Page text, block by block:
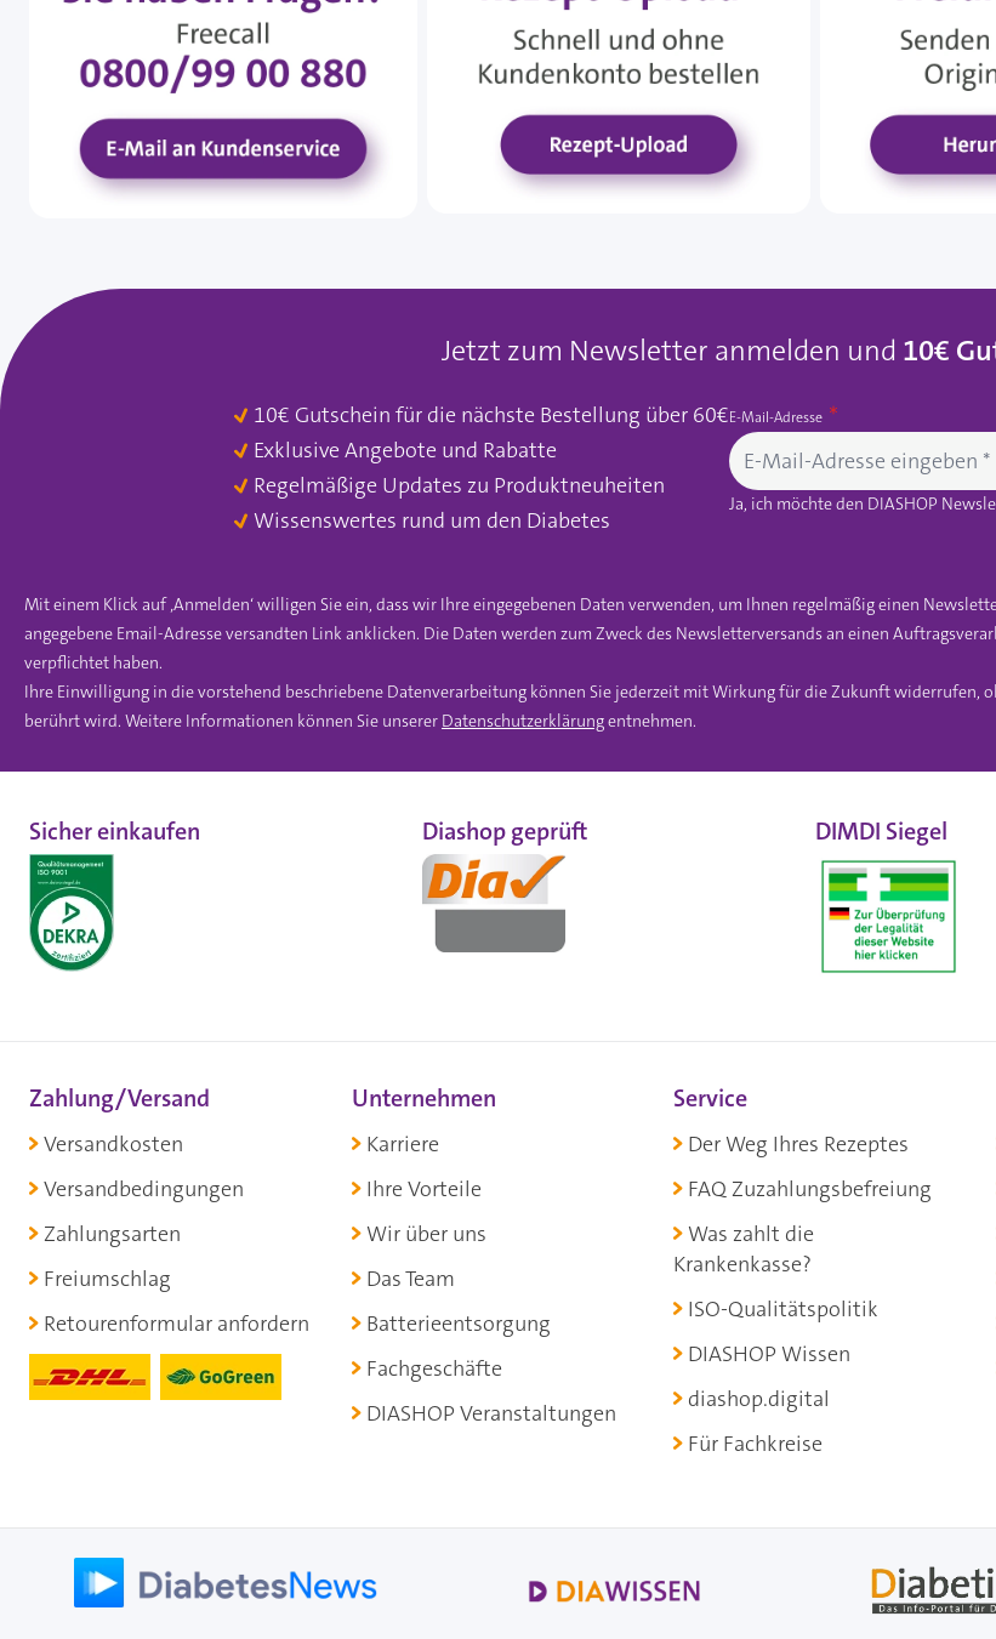
Jetzt zum Newsletter anmelden und 10€
10€ Gutschein für die nächste Bestellung über 60€
Exklusive Angebote und Rabatte
Regelmäßige Updates zu Produktneuheiten
Wissenswertes rund um den Diabetes
E-Mail-Adresse
Ja, ich möchte den DIASHOP
Mit einem Klick auf ‚Anmelden‘ willigen Sie ein, dass wir Ihre eingegebenen Daten verwenden, um Ihnen regelmäßig einen
angegebene Email-Adresse versandten Link anklicken. Die Daten werden zum Zweck des Newsletterversands an einen
verpflichtet haben.
Ihre Einwilligung in die vorstehend beschriebene Datenverarbeitung können Sie jederzeit mit Wirkung für die Zukunft widerrufen,
berührt wird. Weitere Informationen können Sie unserer Datenschutzerklärungentnehmen.
Sicher einkaufen Diashop geprüft DIMDI Siegel
Zahlung/Versand
Versandkosten
Versandbedingungen
Zahlungsarten
Freiumschlag
Retourenformular anfordern
Unternehmen
Karriere
Ihre Vorteile
Wir über uns
Das Team
Batterieentsorgung
Fachgeschäfte
DIASHOP Veranstaltungen
Service
Der Weg Ihres Rezeptes
FAQ Zuzahlungsbefreiung
Was zahlt die
Krankenkasse?
ISO-Qualitätspolitik
DIASHOP Wissen
diashop.digital
Für Fachkreise